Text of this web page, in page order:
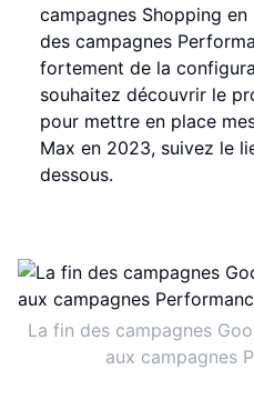
campagnes Shopping
des campagnes
fortement de la
souhaitez découvrir le
pour mettre en place
Max en 2023, suivez le
dessous.
La fin des campagnes
aux campagnes